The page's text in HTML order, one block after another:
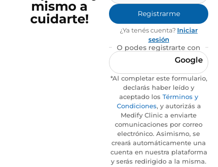
mismo a
cuidarte!
Registrarme
¿Ya tenés cuenta? Iniciar
sesión
O podes registrarte con
Google
*Al completar este formulario,
declarás haber leído y
aceptado los Términos y
Condiciones, y autorizás a
Medify Clinic a enviarte
comunicaciones por correo
electrónico. Asimismo, se
creará automáticamente una
cuenta en nuestra plataforma
y serás redirigido a la misma.